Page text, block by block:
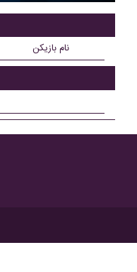
نام بازیکن